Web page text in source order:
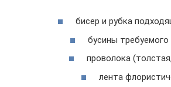
бисер и рубка
бусины требуемого
проволока
лента